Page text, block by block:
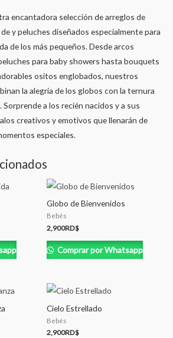
encantadora selección de arreglos de
y peluches diseñados especialmente para
de los más pequeños. Desde arcos
para baby showers hasta bouquets
ositos englobados, nuestros
la alegría de los globos con la ternura
Sorprende a los recién nacidos y a sus
creativos y emotivos que llenarán de
especiales.
Globo de Bienvenidos
Bebés
2,900RD$
Comprar por Whatsapp
Cielo Estrellado
Bebés
2,900RD$